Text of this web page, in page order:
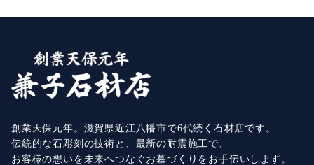
創業天保元年。滋賀県近江八幡市で6代続く石材店です。
伝統的な石彫刻の技術と、最新の耐震施工で、
お客様の想いを未来へつなぐお墓づくりをお手伝いします。